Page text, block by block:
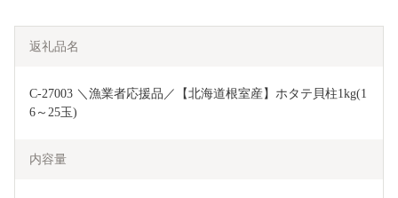
返礼品名
C-27003 ＼漁業者応援品／【北海道根室産】ホタテ貝柱1kg(1
6～25玉)
内容量